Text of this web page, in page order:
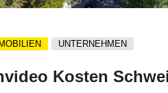
Zeitplänen und
von Badplaner:innen:
verschiedenen
Designbüros,
Badausstattung,
UNTERNEHMEN
Kosten